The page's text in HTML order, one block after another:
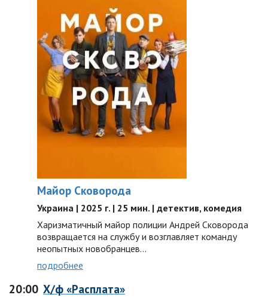
Майор Сковорода
Украина | 2025 г. | 25 мин. | детектив, комедия
Харизматичный майор полиции Андрей Сковорода
возвращается на службу и возглавляет команду
неопытных новобранцев…
подробнее
20:00 Х/ф «Расплата»